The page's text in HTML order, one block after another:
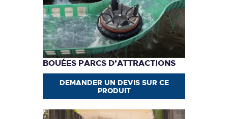
BOUÉES PARCS D’ATTRACTIONS
DEMANDER UN DEVIS SUR CE
PRODUIT